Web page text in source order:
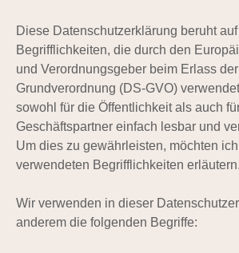
Diese Datenschutzerklärung beruht
Begrifflichkeiten, die durch den
und Verordnungsgeber beim Erlass
Grundverordnung (DS-GVO)
sowohl für die Öffentlichkeit als auch
Geschäftspartner einfach lesbar und
Um dies zu gewährleisten, möchten
verwendeten Begrifflichkeiten erläutern.
Wir verwenden in dieser
anderem die folgenden Begriffe: